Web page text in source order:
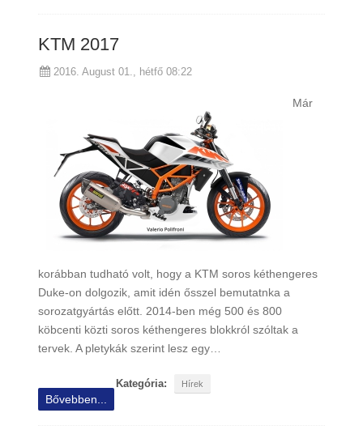
KTM 2017
2016. August 01., hétfő 08:22
Már
korábban tudható volt, hogy a KTM soros kéthengeres
Duke-on dolgozik, amit idén ősszel bemutatnka a
sorozatgyártás előtt. 2014-ben még 500 és 800
köbcenti közti soros kéthengeres blokkról szóltak a
tervek. A pletykák szerint lesz egy…
Kategória: Hírek
Bővebben...